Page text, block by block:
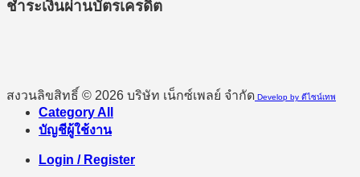
ชำระเงินผ่านบัตรเครดิต
สงวนลิขสิทธิ์ © 2026 บริษัท เน็กซ์เพลย์ จำกัด Develop by ดีไซน์เทพ
Category All
บัญชีผู้ใช้งาน
Login / Register